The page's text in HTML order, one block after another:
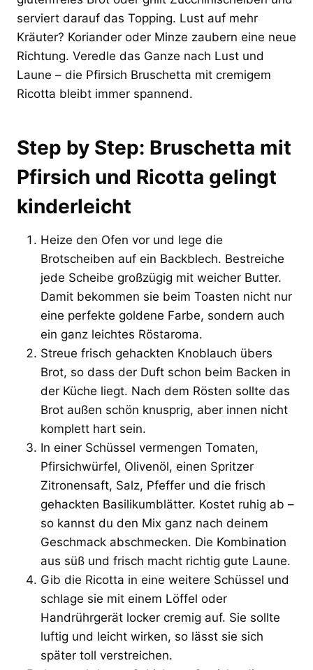
serviert darauf das Topping. Lust auf mehr
Kräuter? Koriander oder Minze zaubern eine neue
Richtung. Veredle das Ganze nach Lust und
Laune – die Pfirsich Bruschetta mit cremigem
Ricotta bleibt immer spannend.
Step by Step: Bruschetta mit
Pfirsich und Ricotta gelingt
kinderleicht
Heize den Ofen vor und lege die
Brotscheiben auf ein Backblech. Bestreiche
jede Scheibe großzügig mit weicher Butter.
Damit bekommen sie beim Toasten nicht nur
eine perfekte goldene Farbe, sondern auch
ein ganz leichtes Röstaroma.
Streue frisch gehackten Knoblauch übers
Brot, so dass der Duft schon beim Backen in
der Küche liegt. Nach dem Rösten sollte das
Brot außen schön knusprig, aber innen nicht
komplett hart sein.
In einer Schüssel vermengen Tomaten,
Pfirsichwürfel, Olivenöl, einen Spritzer
Zitronensaft, Salz, Pfeffer und die frisch
gehackten Basilikumblätter. Kostet ruhig ab –
so kannst du den Mix ganz nach deinem
Geschmack abschmecken. Die Kombination
aus süß und frisch macht richtig gute Laune.
Gib die Ricotta in eine weitere Schüssel und
schlage sie mit einem Löffel oder
Handrührgerät locker cremig auf. Sie sollte
luftig und leicht wirken, so lässt sie sich
später toll verstreichen.